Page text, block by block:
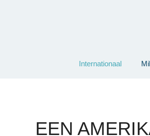
Internationaal
EEN